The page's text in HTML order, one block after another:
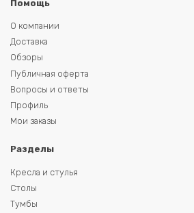
Помощь
О компании
Доставка
Обзоры
Публичная оферта
Вопросы и ответы
Профиль
Мои заказы
Разделы
Кресла и стулья
Столы
Тумбы